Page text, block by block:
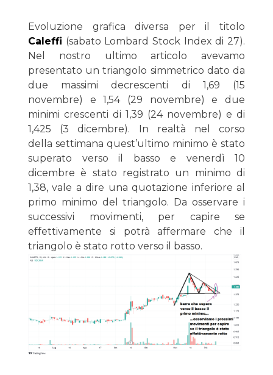
Evoluzione grafica diversa per il titolo
Caleffi (sabato Lombard Stock Index di 27).
Nel nostro ultimo articolo avevamo
presentato un triangolo simmetrico dato da
due massimi decrescenti di 1,69 (15
novembre) e 1,54 (29 novembre) e due
minimi crescenti di 1,39 (24 novembre) e di
1,425 (3 dicembre). In realtà nel corso
della settimana quest’ultimo minimo è stato
superato verso il basso e venerdì 10
dicembre è stato registrato un minimo di
1,38, vale a dire una quotazione inferiore al
primo minimo del triangolo. Da osservare i
successivi movimenti, per capire se
effettivamente si potrà affermare che il
triangolo è stato rotto verso il basso.